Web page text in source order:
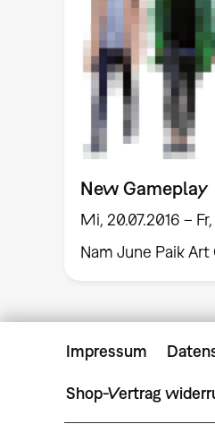
New Gameplay
Mi, 20.07.2016 – Fr,
Nam June Paik
Impressum
Shop-Vertrag